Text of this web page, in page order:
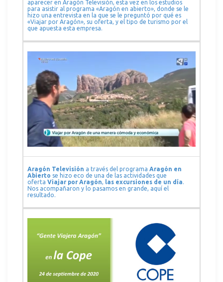
aparecer en Aragón Televisión, esta vez en los estudios
para asistir al programa «Aragón en abierto», donde se le
hizo una entrevista en la que se le preguntó por qué es
«Viajar por Aragón», su oferta, y el tipo de turismo por el
que apuesta esta empresa.
Aragón Televisión a través del programa Aragón en
Abierto se hizo eco de una de las actividades que
oferta Viajar por Aragón, las excursiones de un día.
Nos acompañaron y lo pasamos en grande, aquí el
resultado.